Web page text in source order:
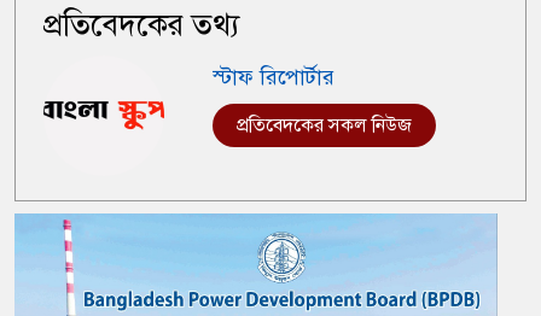
প্রতিবেদকের তথ্য
স্টাফ রিপোর্টার
প্রতিবেদকের সকল নিউজ